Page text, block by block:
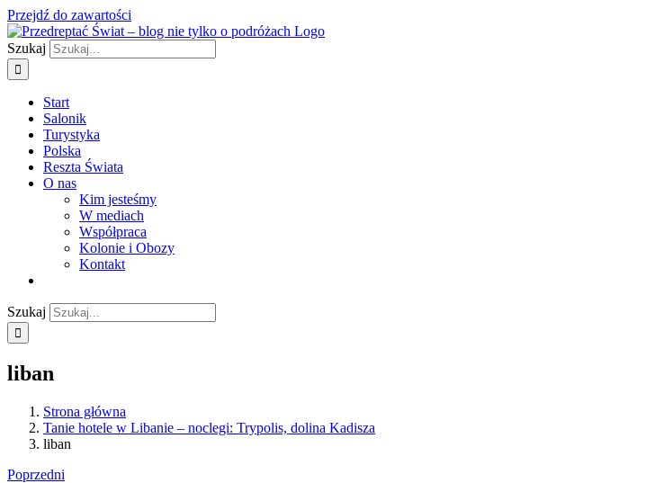
Przejdź do zawartości
Szukaj
Start
Salonik
Turystyka
Polska
Reszta Świata
O nas
Kim jesteśmy
W mediach
Współpraca
Kolonie i Obozy
Kontakt
Szukaj
liban
Strona główna
Tanie hotele w Libanie – noclegi: Trypolis, dolina Kadisza
liban
Poprzedni